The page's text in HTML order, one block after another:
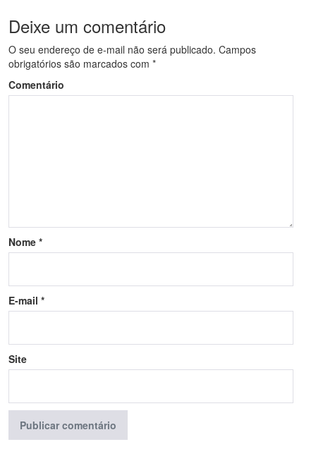
Deixe um comentário
O seu endereço de e-mail não será publicado. Campos
obrigatórios são marcados com *
Comentário
Nome *
E-mail *
Site